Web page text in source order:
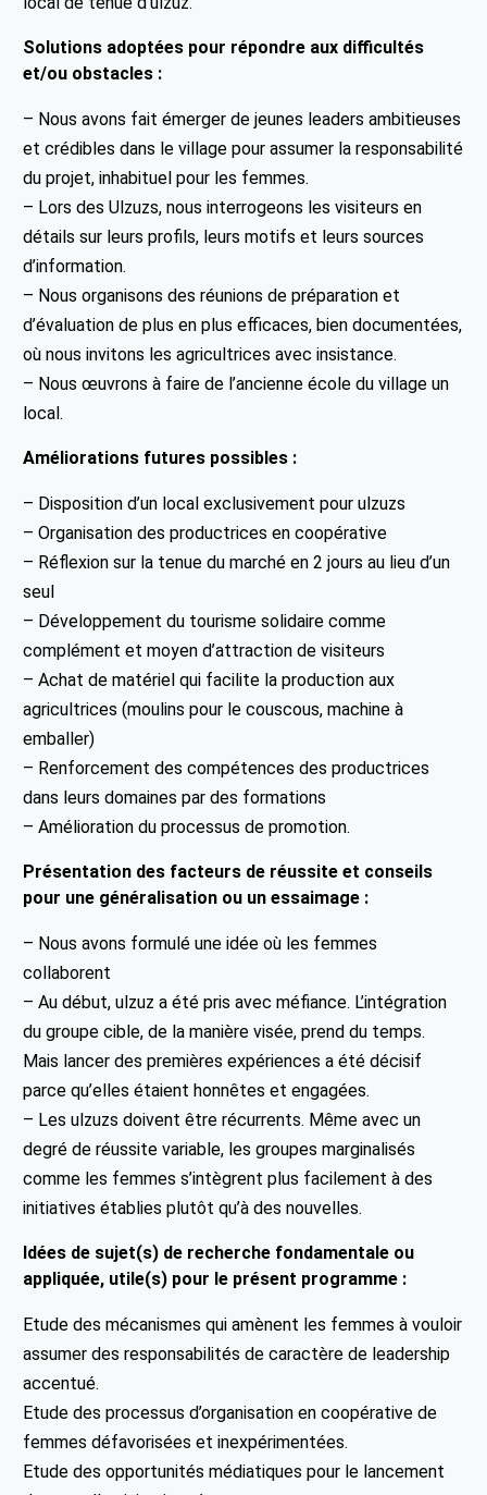
Solutions adoptées pour répondre aux difficultés
et/ou obstacles :
– Nous avons fait émerger de jeunes leaders ambitieuses
et crédibles dans le village pour assumer la responsabilité
du projet, inhabituel pour les femmes.
– Lors des Ulzuzs, nous interrogeons les visiteurs en
détails sur leurs profils, leurs motifs et leurs sources
d’information.
– Nous organisons des réunions de préparation et
d’évaluation de plus en plus efficaces, bien documentées,
où nous invitons les agricultrices avec insistance.
– Nous œuvrons à faire de l’ancienne école du village un
local.
Améliorations futures possibles :
– Disposition d’un local exclusivement pour ulzuzs
– Organisation des productrices en coopérative
– Réflexion sur la tenue du marché en 2 jours au lieu d’un
seul
– Développement du tourisme solidaire comme
complément et moyen d’attraction de visiteurs
– Achat de matériel qui facilite la production aux
agricultrices (moulins pour le couscous, machine à
emballer)
– Renforcement des compétences des productrices
dans leurs domaines par des formations
– Amélioration du processus de promotion.
Présentation des facteurs de réussite et conseils
pour une généralisation ou un essaimage :
– Nous avons formulé une idée où les femmes
collaborent
– Au début, ulzuz a été pris avec méfiance. L’intégration
du groupe cible, de la manière visée, prend du temps.
Mais lancer des premières expériences a été décisif
parce qu’elles étaient honnêtes et engagées.
– Les ulzuzs doivent être récurrents. Même avec un
degré de réussite variable, les groupes marginalisés
comme les femmes s’intègrent plus facilement à des
initiatives établies plutôt qu’à des nouvelles.
Idées de sujet(s) de recherche fondamentale ou
appliquée, utile(s) pour le présent programme :
Etude des mécanismes qui amènent les femmes à vouloir
assumer des responsabilités de caractère de leadership
accentué.
Etude des processus d’organisation en coopérative de
femmes défavorisées et inexpérimentées.
Etude des opportunités médiatiques pour le lancement